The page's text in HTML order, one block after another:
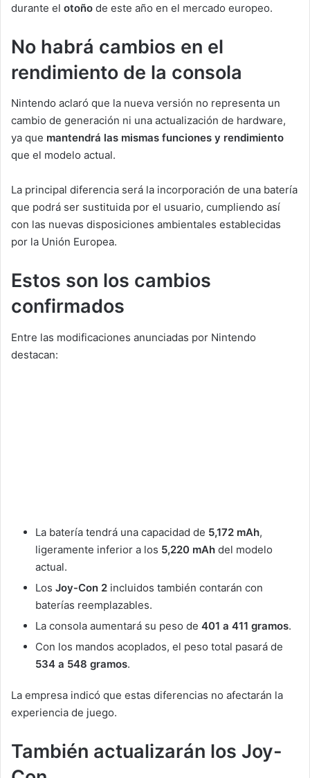
durante el otoño de este año en el mercado europeo.
No habrá cambios en el
rendimiento de la consola
Nintendo aclaró que la nueva versión no representa un
cambio de generación ni una actualización de hardware,
ya que mantendrá las mismas funciones y rendimiento
que el modelo actual.
La principal diferencia será la incorporación de una batería
que podrá ser sustituida por el usuario, cumpliendo así
con las nuevas disposiciones ambientales establecidas
por la Unión Europea.
Estos son los cambios
confirmados
Entre las modificaciones anunciadas por Nintendo
destacan:
La batería tendrá una capacidad de 5,172 mAh,
ligeramente inferior a los 5,220 mAh del modelo
actual.
Los Joy-Con 2 incluidos también contarán con
baterías reemplazables.
La consola aumentará su peso de 401 a 411 gramos.
Con los mandos acoplados, el peso total pasará de
534 a 548 gramos.
La empresa indicó que estas diferencias no afectarán la
experiencia de juego.
También actualizarán los Joy-